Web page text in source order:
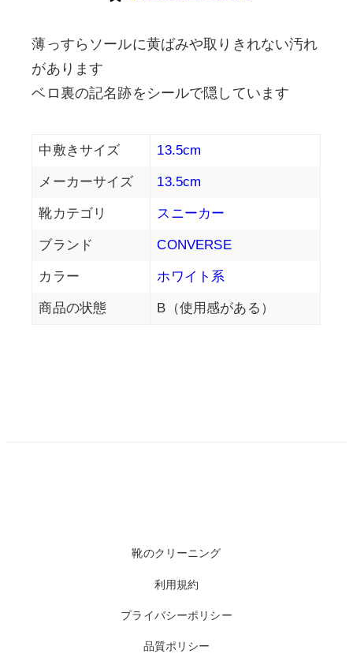
薄っすらソールに黄ばみや取りきれない汚れ
があります
ベロ裏の記名跡をシールで隠しています
中敷きサイズ 13.5cm
メーカーサイズ 13.5cm
靴カテゴリ スニーカー
ブランド CONVERSE
カラー ホワイト系
商品の状態 B（使用感がある）
靴のクリーニング
利用規約
プライバシーポリシー
品質ポリシー